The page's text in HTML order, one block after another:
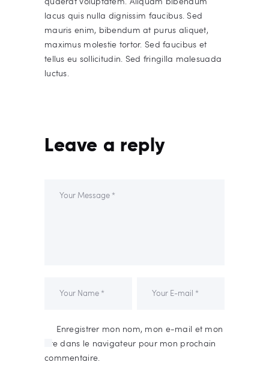
lacus quis nulla dignissim faucibus. Sed
mauris enim, bibendum at purus aliquet,
maximus molestie tortor. Sed faucibus et
tellus eu sollicitudin. Sed fringilla malesuada
luctus.
Leave a reply
Enregistrer mon nom, mon e-mail et mon
site dans le navigateur pour mon prochain
commentaire.